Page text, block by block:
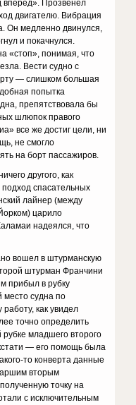
Прозвенел
двигателю. Вибрация
Он медленно двинулся,
и покачнулся.
«стоп», понимая, что
Вести судно с
— слишком большая
попытка
препятствовала бы
шлюпок правого
все же достиг цели, ни
не смогло
на борт пассажиров.
другого, как
спасательных
лайнер (между
царило
надеялся, что
вошел в штурманскую
штурман Франчини
прибыл в рубку
судна по
как увидел
точно определить
младшего второго
— его помощь была
то конверта данные
вторым
точку на
с исключительным